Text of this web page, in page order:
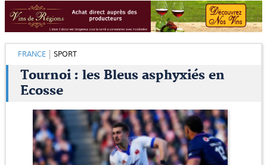
FRANCE SPORT
Tournoi : les Bleus asphyxiés en
Ecosse